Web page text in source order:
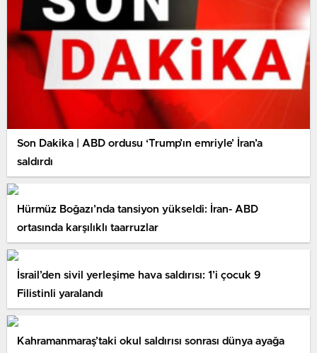
Son Dakika | ABD ordusu ‘Trump’ın emriyle’ İran’a
saldırdı
Hürmüz Boğazı’nda tansiyon yükseldi: İran- ABD
ortasında karşılıklı taarruzlar
İsrail’den sivil yerleşime hava saldırısı: 1’i çocuk 9
Filistinli yaralandı
Kahramanmaraş’taki okul saldırısı sonrası dünya ayağa